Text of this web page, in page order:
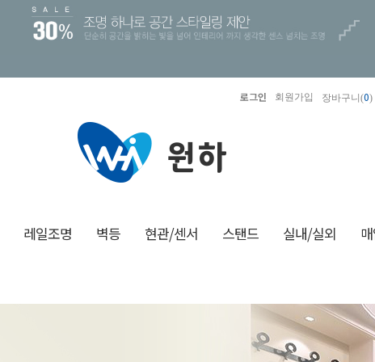
로그인 회원가입 장바구니(0)
레일조명 벽등 현관/센서 스탠드 실내/실외